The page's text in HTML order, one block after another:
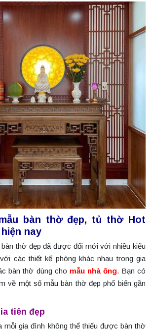
bàn thờ đẹp, tủ thờ Hot
nay
thờ đẹp đã được đổi mới với nhiều kiểu
các thiết kế phòng khác nhau trong gia
bàn thờ dùng cho mẫu nhà ống. Bạn có
về một số mẫu bàn thờ đẹp phổ biến gần
tiên đẹp
mỗi gia đình không thể thiếu được bàn thờ